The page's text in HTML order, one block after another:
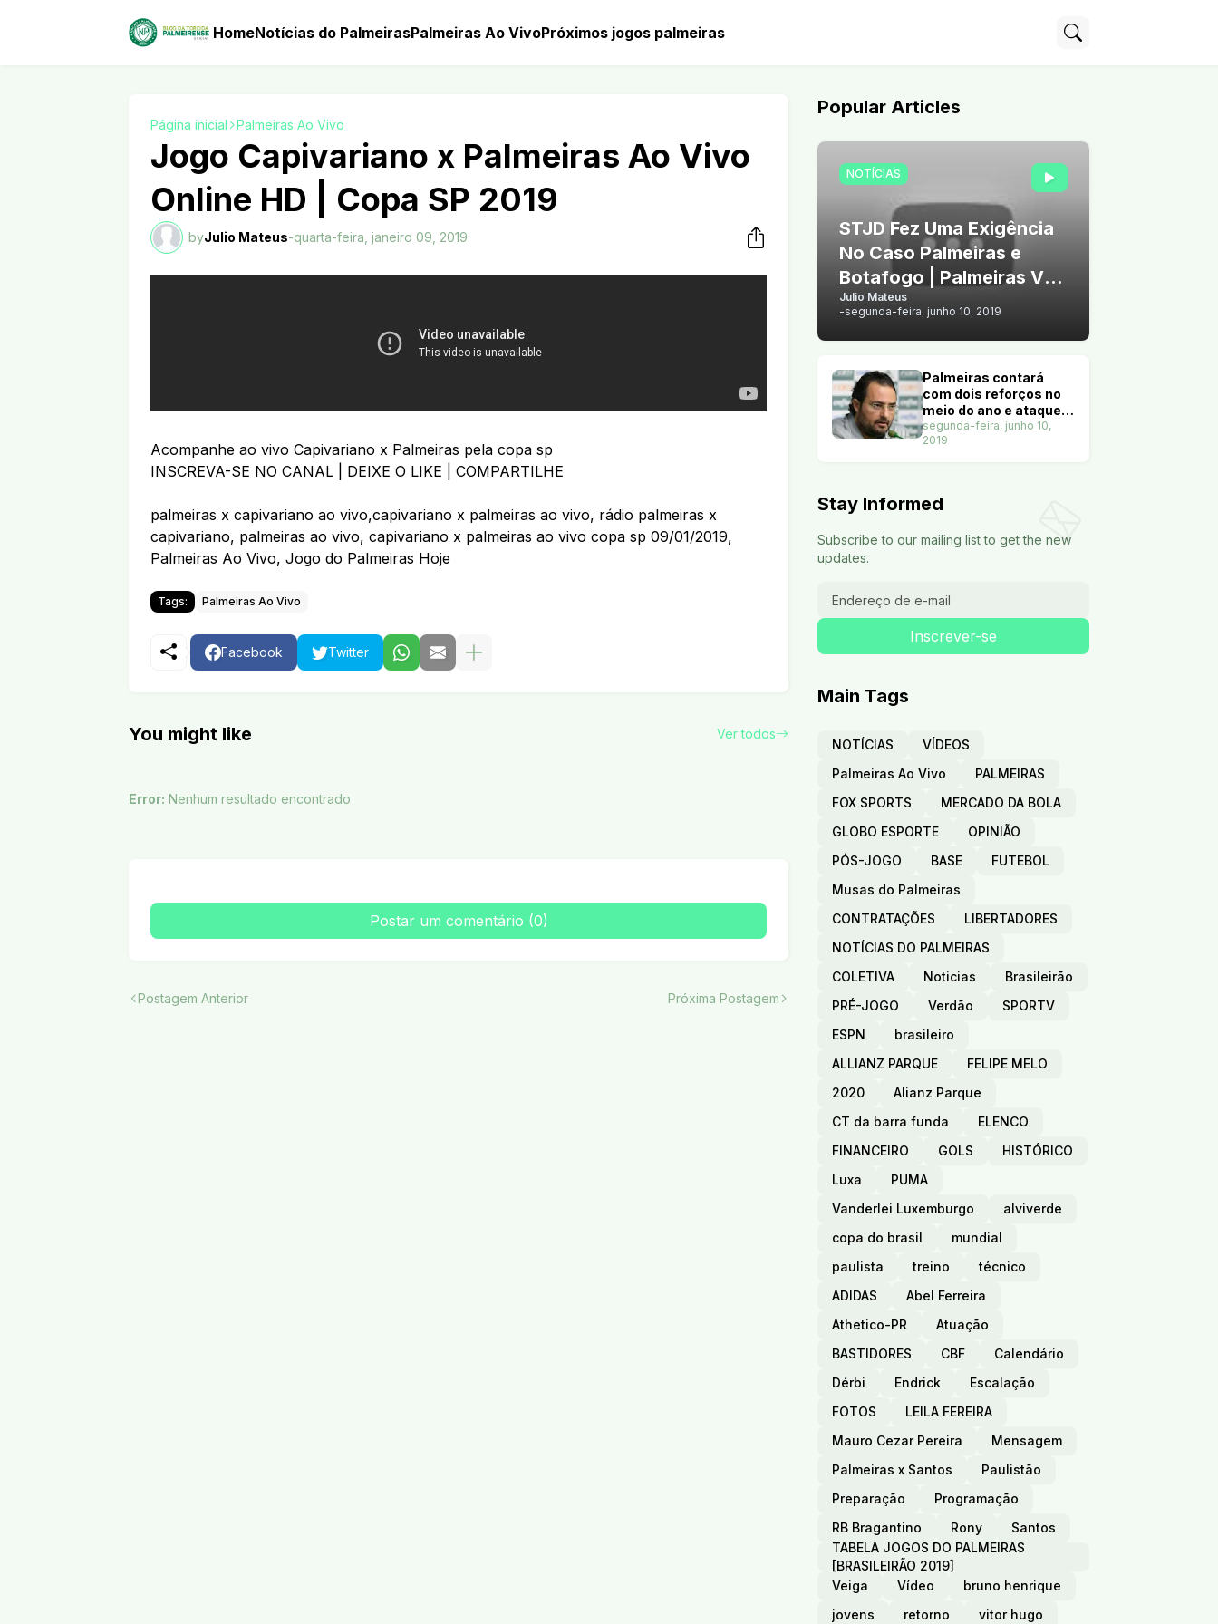
HomeNotícias do PalmeirasPalmeiras Ao VivoPróximos jogos palmeiras
Página inicial Palmeiras Ao Vivo
Jogo Capivariano x Palmeiras Ao Vivo
Online HD | Copa SP 2019
byJulio Mateus-quarta-feira, janeiro 09, 2019
Acompanhe ao vivo Capivariano x Palmeiras pela copa sp
INSCREVA-SE NO CANAL | DEIXE O LIKE | COMPARTILHE
palmeiras x capivariano ao vivo,capivariano x palmeiras ao vivo, rádio palmeiras x
capivariano, palmeiras ao vivo, capivariano x palmeiras ao vivo copa sp 09/01/2019,
Palmeiras Ao Vivo, Jogo do Palmeiras Hoje
Tags: Palmeiras Ao Vivo
Facebook Twitter
You might like Ver todos
Error: Nenhum resultado encontrado
Postar um comentário (0)
Postagem Anterior Próxima Postagem
Popular Articles
NOTÍCIAS
STJD Fez Uma Exigência
No Caso Palmeiras e
Botafogo | Palmeiras Vê
Chance de Vender Arthur
Julio Mateus
-segunda-feira, junho 10, 2019
Palmeiras contará
com dois reforços no
meio do ano e ataque
terá nove opções. Veja
segunda-feira, junho 10,
2019
Stay Informed
Subscribe to our mailing list to get the new
updates.
Main Tags
NOTÍCIAS
VÍDEOS
Palmeiras Ao Vivo
PALMEIRAS
FOX SPORTS
MERCADO DA BOLA
GLOBO ESPORTE
OPINIÃO
PÓS-JOGO
BASE
FUTEBOL
Musas do Palmeiras
CONTRATAÇÕES
LIBERTADORES
NOTÍCIAS DO PALMEIRAS
COLETIVA
Noticias
Brasileirão
PRÉ-JOGO
Verdão
SPORTV
ESPN
brasileiro
ALLIANZ PARQUE
FELIPE MELO
2020
Alianz Parque
CT da barra funda
ELENCO
FINANCEIRO
GOLS
HISTÓRICO
Luxa
PUMA
Vanderlei Luxemburgo
alviverde
copa do brasil
mundial
paulista
treino
técnico
ADIDAS
Abel Ferreira
Athetico-PR
Atuação
BASTIDORES
CBF
Calendário
Dérbi
Endrick
Escalação
FOTOS
LEILA FEREIRA
Mauro Cezar Pereira
Mensagem
Palmeiras x Santos
Paulistão
Preparação
Programação
RB Bragantino
Rony
Santos
TABELA JOGOS DO PALMEIRAS
[BRASILEIRÃO 2019]
Veiga
Vídeo
bruno henrique
jovens
retorno vitor hugo